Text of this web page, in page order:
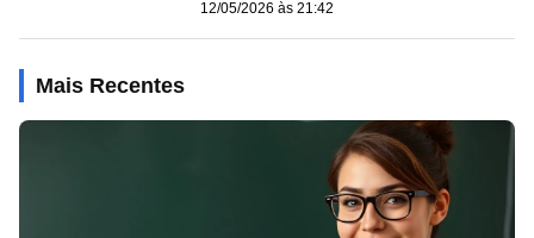
12/05/2026 às 21:42
Mais Recentes